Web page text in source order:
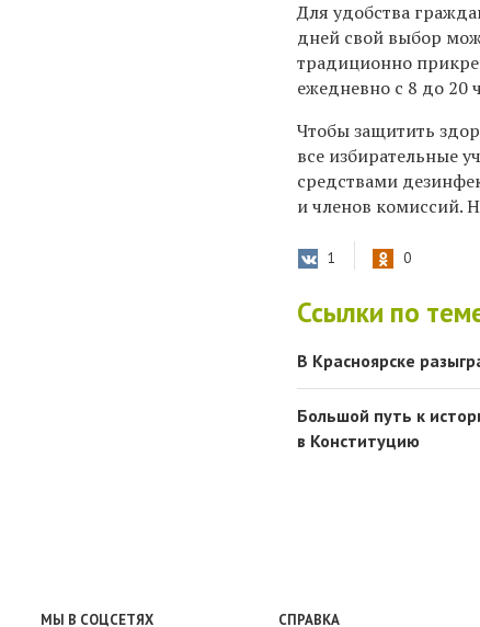
Для удобства
дней свой выбор
традиционно
ежедневно с 8 до 20
Чтобы защитить
все избирательные
средствами
и членов комиссий.
1 0
Ссылки по
В Красноярске
Большой путь к
в Конституцию
МЫ В СОЦСЕТЯХ СПРАВКА